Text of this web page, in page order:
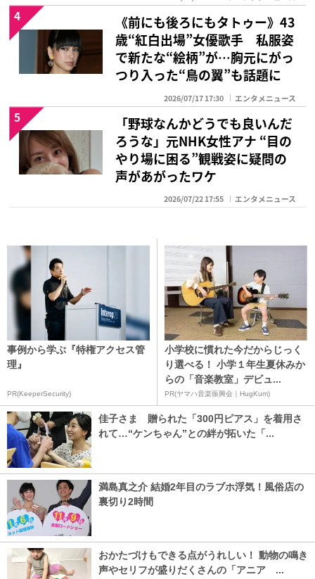
《前にも後ろにもタトゥー》43
歳“紅白出場”女優歌手 私服姿
で新たな“絵柄”が…胸元にがっ
つり入った“鳥の翼”も話題に
2026/07/17 17:30 エンタメニュース
4
「野球なんかどうでも良いんだ
ろうな」元NHK女性アナ “目の
やり場に困る”観戦姿に疑問の
声があがったワケ
2026/07/22 17:55 エンタメニュース
5
事例から学ぶ『特権アクセス管
理』
PR(KeeperSecurity)
小学校に慣れた今だからじっく
り選べる！ 小学１年生夏休みか
らの「音楽教室」デビュ...
PR(ヤマハ音楽振興会｜HugKum)
佳子さま 贈られた「300円ピアス」を着用さ
れて…“ケンちゃん”との絆が拓いた「...
満島真之介 結婚2年目のラブホ浮気！風俗店の
裏切り2時間
おかたづけもできる点がうれしい！ 動物の鳴き
声やセリフが盛りだくさんの「アニア ...